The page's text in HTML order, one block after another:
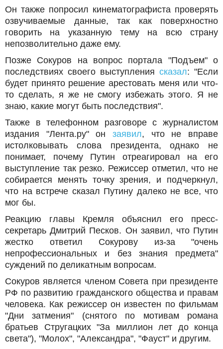
Он также попросил кинематографиста проверять
озвучиваемые данные, так как поверхностно
говорить на указанную тему на всю страну
непозволительно даже ему.
Позже Сокуров на вопрос портала "Подъем" о
последствиях своего выступления сказал: "Если
будет принято решение арестовать меня или что-
то сделать, я же не смогу избежать этого. Я не
знаю, какие могут быть последствия".
Также в телефонном разговоре с журналистом
издания "Лента.ру" он заявил, что не вправе
истолковывать слова президента, однако не
понимает, почему Путин отреагировал на его
выступление так резко. Режиссер отметил, что не
собирается менять точку зрения, и подчеркнул,
что на встрече сказал Путину далеко не все, что
мог бы.
Реакцию главы Кремля объяснил его пресс-
секретарь Дмитрий Песков. Он заявил, что Путин
жестко ответил Сокурову из-за "очень
непрофессиональных и без знания предмета"
суждений по деликатным вопросам.
Сокуров является членом Совета при президенте
РФ по развитию гражданского общества и правам
человека. Как режиссер он известен по фильмам
"Дни затмения" (снятого по мотивам романа
братьев Стругацких "За миллион лет до конца
света"), "Молох", "Александра", "Фауст" и другим.